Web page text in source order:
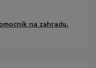
na zahradu.